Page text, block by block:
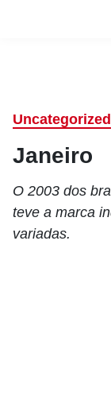
Uncategorized
Janeiro
O 2003 dos
teve a marca
variadas.